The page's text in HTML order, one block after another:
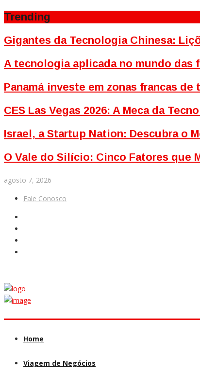
Trending
Gigantes da Tecnologia Chinesa:
A tecnologia aplicada no mundo das
Panamá investe em zonas francas
CES Las Vegas 2026: A Meca da
Israel, a Startup Nation: Descubra o
O Vale do Silício: Cinco Fatores que
agosto 7, 2026
Fale Conosco
Home
Viagem de Negócios